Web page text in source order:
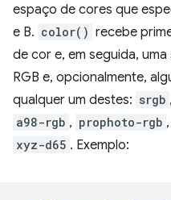
espaço de cores que
e B. color() recebe
de cor e, em seguida,
RGB e, opcionalmente,
qualquer um destes: srgb ,
a98-rgb , prophoto-rgb ,
xyz-d65 . Exemplo: